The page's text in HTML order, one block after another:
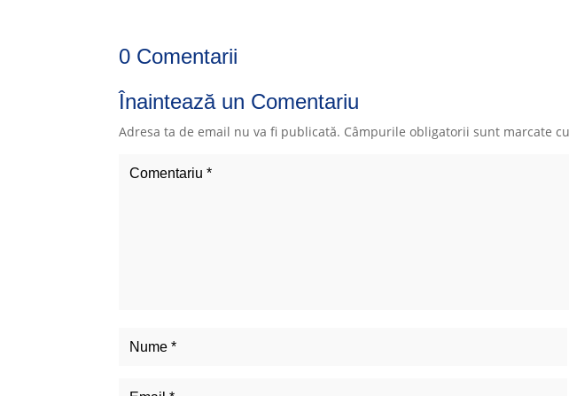
0 Comentarii
Înaintează un Comentariu
Adresa ta de email nu va fi publicată. Câmpurile obligatorii sunt marcate